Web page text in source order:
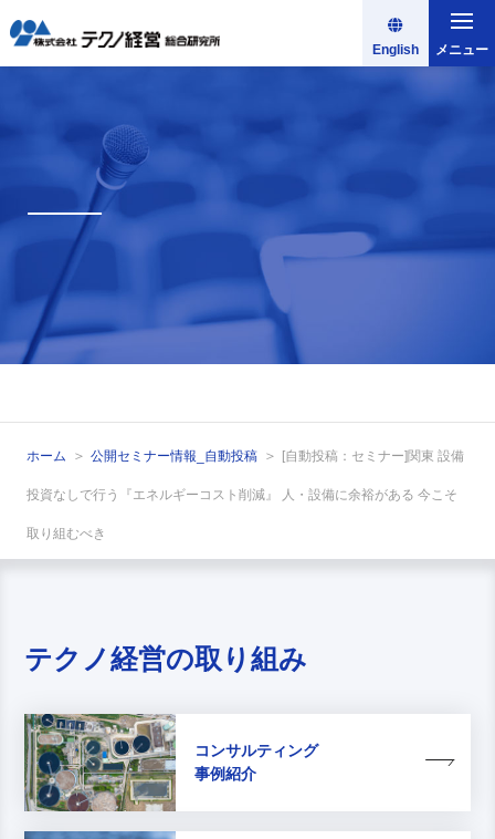
English メニュー
ホーム 公開セミナー情報_自動投稿 [自動投稿：セミナー]関東 設備
投資なしで行う『エネルギーコスト削減』 人・設備に余裕がある 今こそ
取り組むべき
テクノ経営の取り組み
コンサルティング
事例紹介